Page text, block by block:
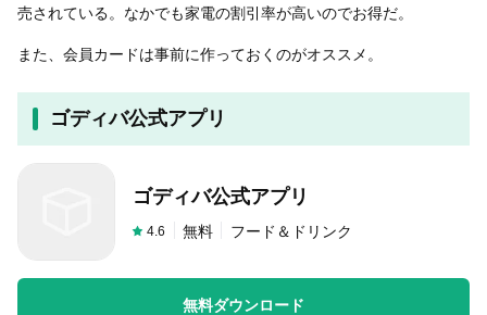
売されている。なかでも家電の割引率が高いのでお得だ。
また、会員カードは事前に作っておくのがオススメ。
ゴディバ公式アプリ
ゴディバ公式アプリ
4.6 無料 フード＆ドリンク
無料ダウンロード